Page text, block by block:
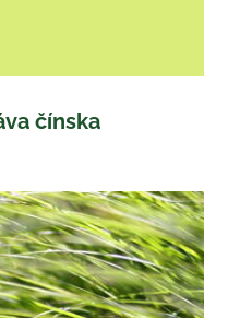
čínska